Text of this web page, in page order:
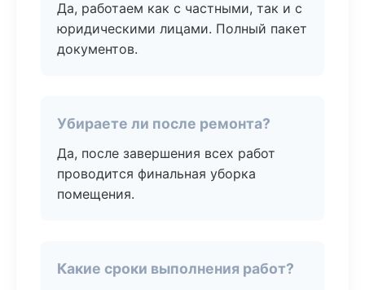
Да, работаем как с частными, так и с
юридическими лицами. Полный пакет
документов.
Убираете ли после ремонта?
Да, после завершения всех работ
проводится финальная уборка
помещения.
Какие сроки выполнения работ?